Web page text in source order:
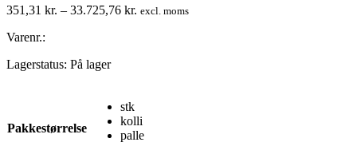
351,31 kr. – 33.725,76 kr. Prisinterval:
excl. moms
Varenr.:
Lagerstatus: På lager
Pakkestørrelse
stk
kolli
palle